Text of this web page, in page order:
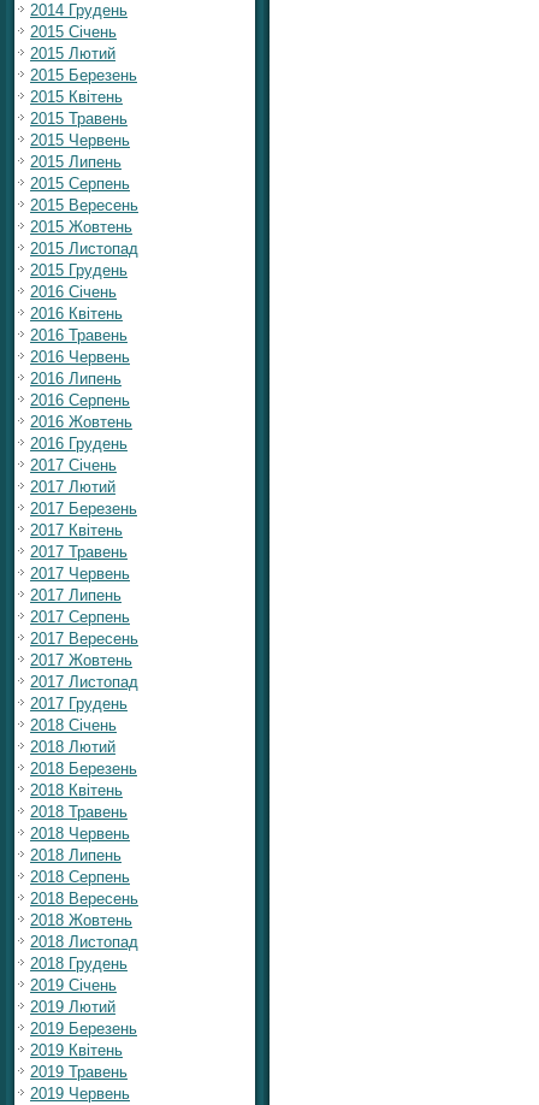
2014 Грудень
2015 Січень
2015 Лютий
2015 Березень
2015 Квітень
2015 Травень
2015 Червень
2015 Липень
2015 Серпень
2015 Вересень
2015 Жовтень
2015 Листопад
2015 Грудень
2016 Січень
2016 Квітень
2016 Травень
2016 Червень
2016 Липень
2016 Серпень
2016 Жовтень
2016 Грудень
2017 Січень
2017 Лютий
2017 Березень
2017 Квітень
2017 Травень
2017 Червень
2017 Липень
2017 Серпень
2017 Вересень
2017 Жовтень
2017 Листопад
2017 Грудень
2018 Січень
2018 Лютий
2018 Березень
2018 Квітень
2018 Травень
2018 Червень
2018 Липень
2018 Серпень
2018 Вересень
2018 Жовтень
2018 Листопад
2018 Грудень
2019 Січень
2019 Лютий
2019 Березень
2019 Квітень
2019 Травень
2019 Червень